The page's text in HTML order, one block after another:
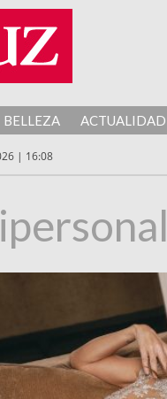
BELLEZA ACTUALIDAD
| 16:08